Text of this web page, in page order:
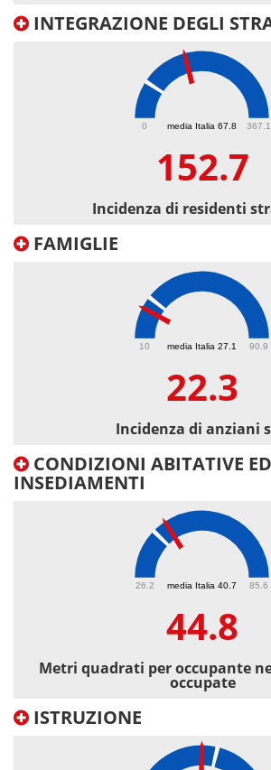
INTEGRAZIONE DEGLI
media Italia 67.8
0 367.1
152.7
Incidenza di residenti
FAMIGLIE
media Italia 27.1
10 90.9
22.3
Incidenza di anziani
CONDIZIONI ABITATIVE ED
INSEDIAMENTI
media Italia 40.7
26.2 85.6
44.8
Metri quadrati per occupante
occupate
ISTRUZIONE